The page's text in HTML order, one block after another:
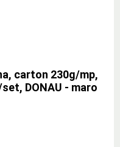
carton 230g/mp,
DONAU - maro